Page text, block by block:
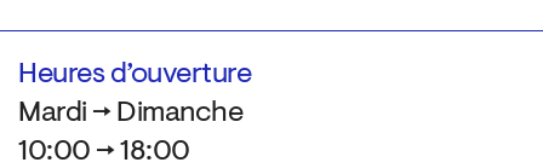
Heures d’ouverture
Mardi → Dimanche
10:00 → 18:00